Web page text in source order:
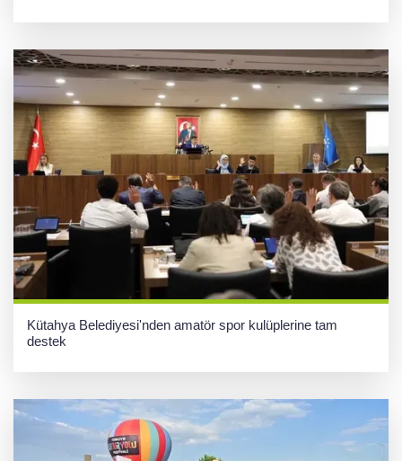
Kütahya Belediyesi'nden amatör spor kulüplerine tam
destek